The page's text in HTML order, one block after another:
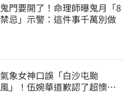
鬼門要開了！命理師曝鬼月「8
禁忌」示警：這件事千萬別做
氣象女神口誤「白沙屯颱
風」！伍婉華道歉認了超懊